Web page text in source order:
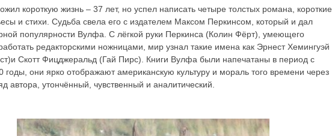
короткую жизнь – 37 лет, но успел написать четыре толстых романа, короткие
и стихи. Судьба свела его с издателем Максом Перкинсом, который и дал
популярности Вулфа. С лёгкой руки Перкинса (Колин Фёрт), умеющего
редакторскими ножницами, мир узнал такие имена как Эрнест Хемингуэй
Скотт Фицджеральд (Гай Пирс). Книги Вулфа были напечатаны в период с
годы, они ярко отображают американскую культуру и мораль того времени через
автора, утончённый, чувственный и аналитический.